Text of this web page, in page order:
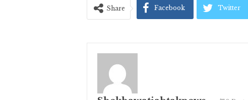
Share Facebook Twitter